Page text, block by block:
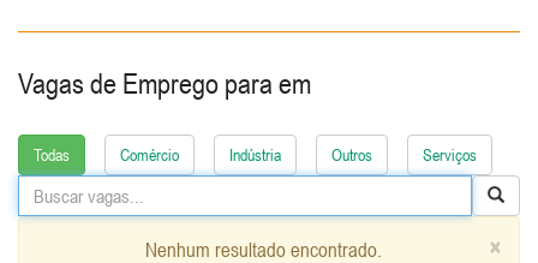
Vagas de Emprego para em
Todas Comércio Indústria Outros Serviços
×
Nenhum resultado encontrado.